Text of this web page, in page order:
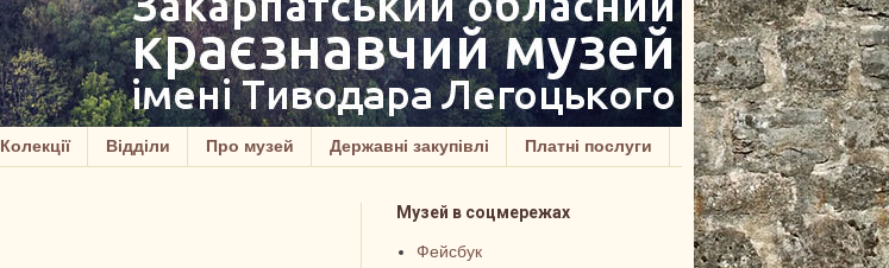
Колекції Відділи Про музей Державні закупівлі Платні послуги
Музей в соцмережах
Фейсбук